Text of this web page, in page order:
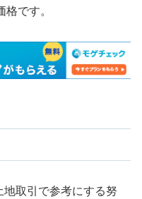
です。
地取引で参考にする努